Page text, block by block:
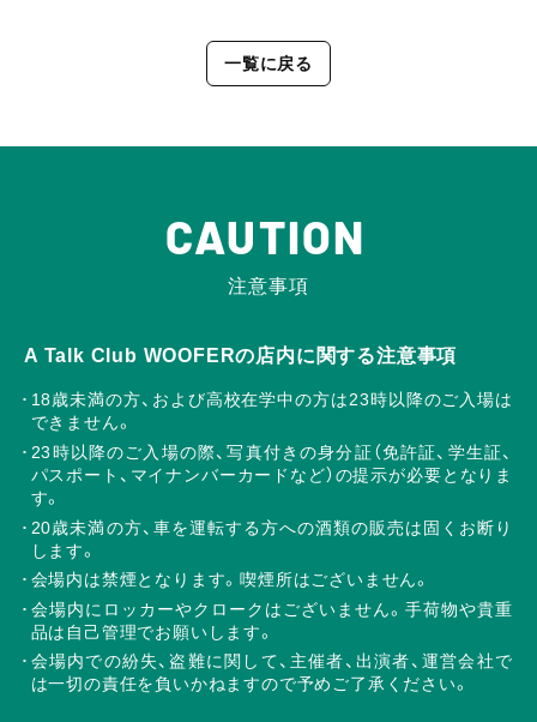
一覧に戻る
CAUTION
注意事項
A Talk Club WOOFERの店内に関する注意事項
18歳未満の方、および高校在学中の方は23時以降のご入場は
できません。
23時以降のご入場の際、写真付きの身分証（免許証、学生証、
パスポート、マイナンバーカードなど）の提示が必要となりま
す。
20歳未満の方、車を運転する方への酒類の販売は固くお断り
します。
会場内は禁煙となります。喫煙所はございません。
会場内にロッカーやクロークはございません。手荷物や貴重
品は自己管理でお願いします。
会場内での紛失、盗難に関して、主催者、出演者、運営会社で
は一切の責任を負いかねますので予めご了承ください。